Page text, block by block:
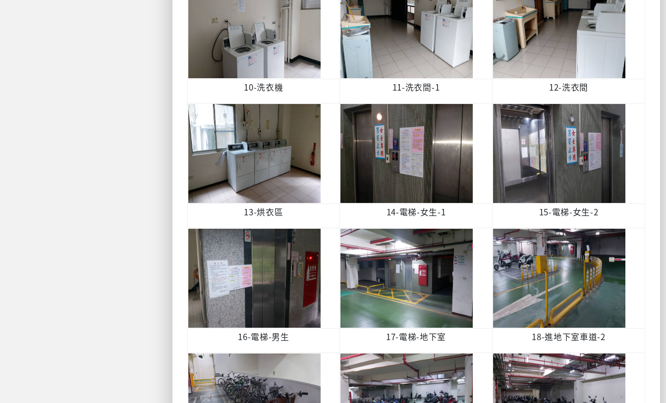
10-洗衣機 11-洗衣間-1 12-洗衣間
13-烘衣區 14-電梯-女生-1 15-電梯-女生-2
16-電梯-男生 17-電梯-地下室 18-進地下室車道-2